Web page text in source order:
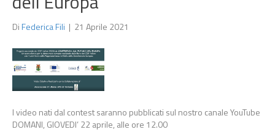
DiFederica Fili | 21 Aprile 2021
I video nati dal contest saranno pubblicati sul nostro canale YouTube
DOMANI, GIOVEDI’ 22 aprile, alle ore 12.00